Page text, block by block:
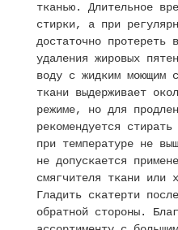
тканью. Длительное
стирки, а при
достаточно протереть
удаления жировых
воду с жидким моющим
ткани выдерживает
режиме, но для
рекомендуется
при температуре не
не допускается
смягчителя ткани или
Гладить скатерти
обратной стороны.